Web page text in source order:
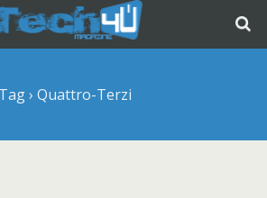
Tag › Quattro-Terzi